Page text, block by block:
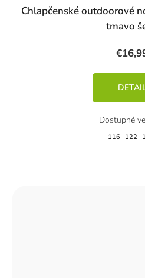
Chlapčenské outdoorové
tmavo
116 122